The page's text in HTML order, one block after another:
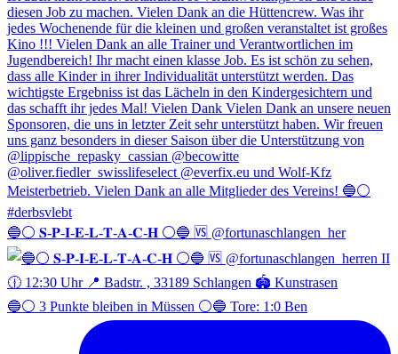
🔵⚪️ 𝐒-𝐏-𝐈-𝐄-𝐋-𝐓-𝐀-𝐂-𝐇 ⚪️🔵 🆚 @fortunaschlangen_her
🔵⚪️ 3 Punkte bleiben in Müssen ⚪️🔵 Tore: 1:0 Ben